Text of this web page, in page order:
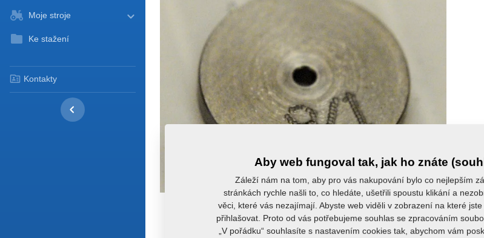
Moje stroje
Ke stažení
Kontakty
Aby web fungoval tak, jak ho znáte
Záleží nám na tom, aby pro vás nakupování bylo co nejlepším
stránkách rychle našli to, co hledáte, ušetřili spoustu klikání a
věci, které vás nezajímají. Abyste web viděli v zobrazení na které
přihlašovat. Proto od vás potřebujeme souhlas se zpracováním
„V pořádku“ souhlasíte s nastavením cookies tak, abychom vám